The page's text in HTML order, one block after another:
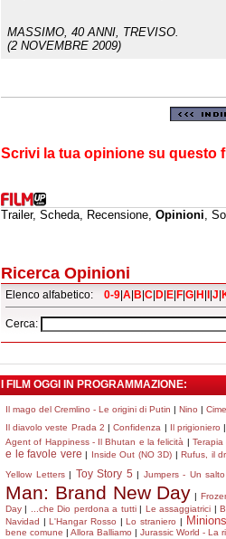
MASSIMO , 40 ANNI, TREVISO.
(2 NOVEMBRE 2009)
Scrivi la tua opinione su questo
Trailer, Scheda, Recensione, Opinioni,
Ricerca Opinioni
Elenco alfabetico: 0-9 A B C D E F G H J
Cerca:
I FILM OGGI IN PROGRAMMAZIONE:
Il mago del Cremlino - Le origini di Putin | Nino |
Il diavolo veste Prada 2 |Confidenza | Il prigioniero |
Agent of Happiness - Il Bhutan e la felicità | Terapia
e le favole vere | Inside Out (NO 3D) |Rufus, il
Yellow Letters| Toy Story 5 | Jumpers - Un
Man: Brand New Day |
Day | ...che Dio perdona a tutti| Le assaggiatrici |
Navidad |L'Hangar Rosso |Lo straniero |
bene comune | Allora Balliamo | Jurassic World - La